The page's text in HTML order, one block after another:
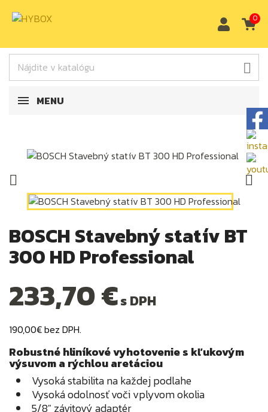

0
MENU
 
BOSCH Stavebný statív BT
300 HD Professional
233,70 €s DPH
190,00€ bez DPH.
Robustné hliníkové vyhotovenie s kľukovým
výsuvom a rýchlou aretáciou
Vysoká stabilita na každej podlahe
Vysoká odolnosť voči vplyvom okolia
5/8" závitový adaptér